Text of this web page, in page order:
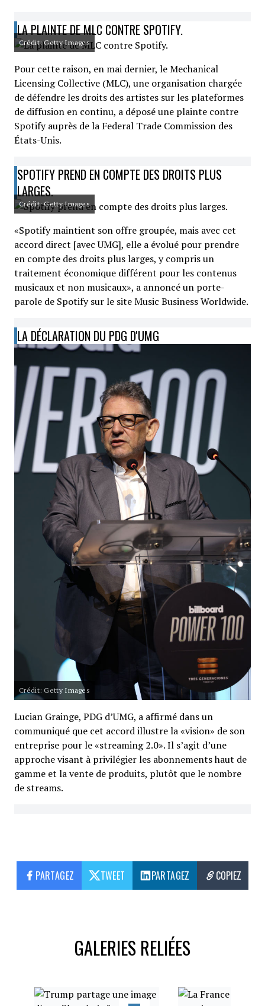
LA PLAINTE DE MLC CONTRE SPOTIFY.
Crédit: Getty Images
Pour cette raison, en mai dernier, le Mechanical
Licensing Collective (MLC), une organisation chargée
de défendre les droits des artistes sur les plateformes
de diffusion en continu, a déposé une plainte contre
Spotify auprès de la Federal Trade Commission des
États-Unis.
SPOTIFY PREND EN COMPTE DES DROITS PLUS
LARGES.
Crédit: Getty Images
«Spotify maintient son offre groupée, mais avec cet
accord direct [avec UMG], elle a évolué pour prendre
en compte des droits plus larges, y compris un
traitement économique différent pour les contenus
musicaux et non musicaux», a annoncé un porte-
parole de Spotify sur le site Music Business Worldwide.
LA DÉCLARATION DU PDG D'UMG
Crédit: Getty Images
Lucian Grainge, PDG d’UMG, a affirmé dans un
communiqué que cet accord illustre la «vision» de son
entreprise pour le «streaming 2.0». Il s’agit d’une
approche visant à privilégier les abonnements haut de
gamme et la vente de produits, plutôt que le nombre
de streams.
PARTAGEZ TWEET PARTAGEZ COPIEZ
GALERIES RELIÉES